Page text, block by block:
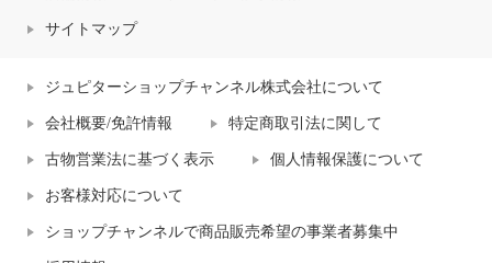
サイトマップ
ジュピターショップチャンネル株式会社について
会社概要/免許情報 特定商取引法に関して
古物営業法に基づく表示 個人情報保護について
お客様対応について
ショップチャンネルで商品販売希望の事業者募集中